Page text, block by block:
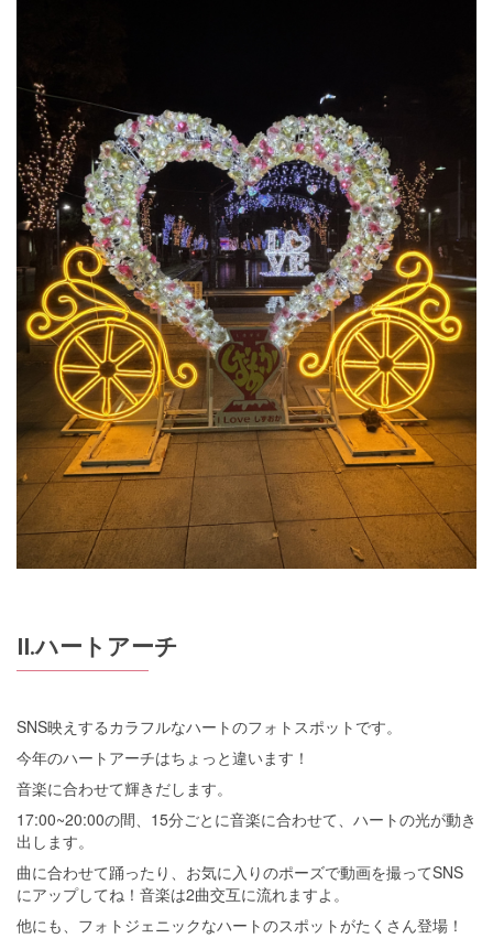
Ⅱ.ハートアーチ
SNS映えするカラフルなハートのフォトスポットです。
今年のハートアーチはちょっと違います！
音楽に合わせて輝きだします。
17:00~20:00の間、15分ごとに音楽に合わせて、ハートの光が動き
出します。
曲に合わせて踊ったり、お気に入りのポーズで動画を撮ってSNS
にアップしてね！音楽は2曲交互に流れますよ。
他にも、フォトジェニックなハートのスポットがたくさん登場！